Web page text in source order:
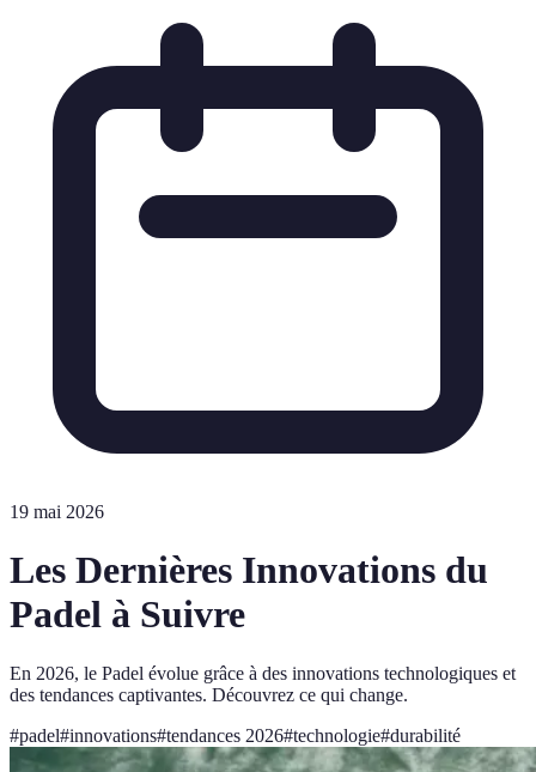
19 mai 2026
Les Dernières Innovations du
Padel à Suivre
En 2026, le Padel évolue grâce à des innovations technologiques et
des tendances captivantes. Découvrez ce qui change.
#padel#innovations#tendances 2026#technologie#durabilité